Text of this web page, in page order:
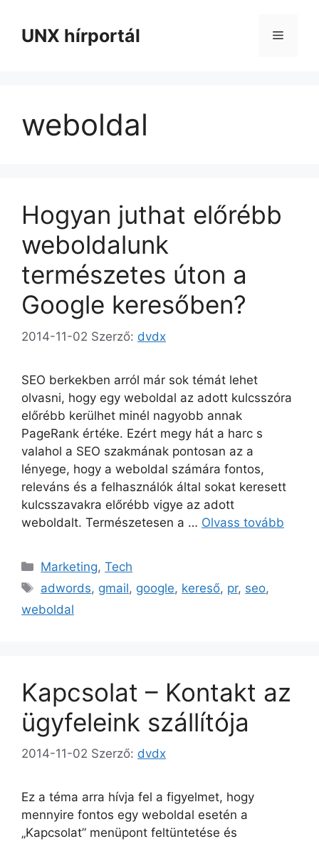
tartalomba
UNX hírportál Menü
weboldal
Hogyan juthat előrébb
weboldalunk
természetes úton a
Google keresőben?
2014-11-02 Szerző: dvdx
SEO berkekben arról már sok témát lehet
olvasni, hogy egy weboldal az adott kulcsszóra
előrébb kerülhet minél nagyobb annak
PageRank értéke. Ezért megy hát a harc s
valahol a SEO szakmának pontosan az a
lényege, hogy a weboldal számára fontos,
releváns és a felhasználók által sokat keresett
kulcsszavakra előrébb vigye az adott
weboldalt. Természetesen a … Olvass tovább
Kategória
Marketing,Tech
Címkék
adwords, gmail, google, kereső, pr, seo,
weboldal
Kapcsolat – Kontakt az
ügyfeleink szállítója
2014-11-02 Szerző: dvdx
Ez a téma arra hívja fel a figyelmet, hogy
mennyire fontos egy weboldal esetén a
„Kapcsolat” menüpont feltüntetése és